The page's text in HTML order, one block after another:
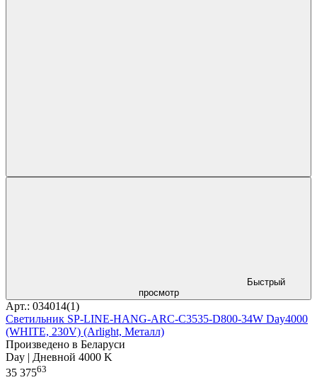
Быстрый
просмотр
Арт.: 034014(1)
Светильник SP-LINE-HANG-ARC-C3535-D800-34W Day4000
(WHITE, 230V) (Arlight, Металл)
Произведено в Беларуси
Day | Дневной 4000 K
35 37563